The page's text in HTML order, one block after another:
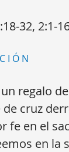
32, 2:1-
regalo
cruz
fe en el
en la